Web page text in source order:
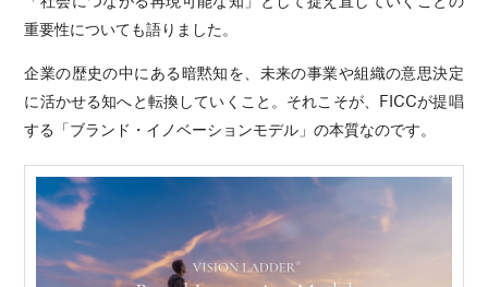
重要性についても語りました。
企業の歴史の中にある暗黙知を、未来の事業や組織の意思決定
に活かせる知へと転換していくこと。それこそが、FICCが提唱
する「ブランド・イノベーションモデル」の本質なのです。